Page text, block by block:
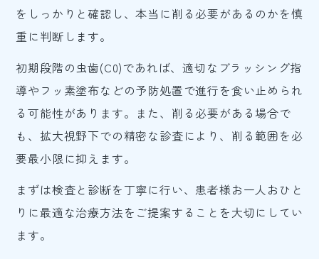
をしっかりと確認し、本当に削る必要があるのかを慎
重に判断します。
初期段階の虫歯(C0)であれば、適切なブラッシング指
導やフッ素塗布などの予防処置で進行を食い止められ
る可能性があります。また、削る必要がある場合で
も、拡大視野下での精密な診査により、削る範囲を必
要最小限に抑えます。
まずは検査と診断を丁寧に行い、患者様お一人おひと
りに最適な治療方法をご提案することを大切にしてい
ます。